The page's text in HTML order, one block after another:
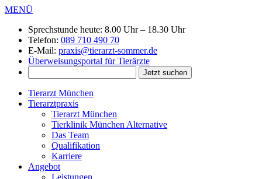
MENÜ
Sprechstunde heute: 8.00 Uhr – 18.30 Uhr
Telefon: 089 710 490 70
E-Mail: praxis@tierarzt-sommer.de
Überweisungsportal für Tierärzte
Tierarzt München
Tierarztpraxis
Tierarzt München
Tierklinik München Alternative
Das Team
Qualifikation
Karriere
Angebot
Leistungen